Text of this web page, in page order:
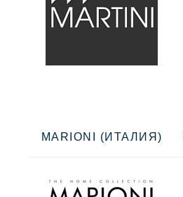
MARIONI (ИТАЛИЯ)